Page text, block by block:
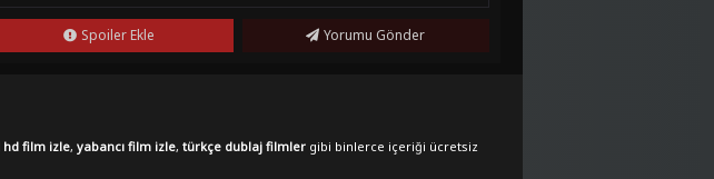
Spoiler Ekle Yorumu Gönder
hd film izle, yabancı film izle, türkçe dublaj filmler gibi binlerce içeriği ücretsiz